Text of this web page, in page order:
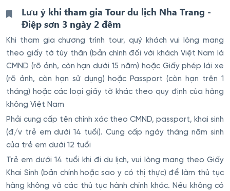
Lưu ý khi tham gia Tour du lịch Nha Trang -
Điệp sơn 3 ngày 2 đêm
Khi tham gia chương trình tour, quý khách vui lòng mang
theo giấy tờ tùy thân (bản chính đối với khách Việt Nam là
CMND (rõ ảnh, còn hạn dưới 15 năm) hoặc Giấy phép lái xe
(rõ ảnh, còn hạn sử dụng) hoặc Passport (còn hạn trên 1
tháng) hoặc các loại giấy tờ khác theo quy định của hàng
không Việt Nam
Phải cung cấp tên chính xác theo CMND, passport, khai sinh
(đ/v trẻ em dưới 14 tuổi). Cung cấp ngày tháng năm sinh
của trẻ em dưới 12 tuổi
Trẻ em dưới 14 tuổi khi đi du lịch, vui lòng mang theo Giấy
Khai Sinh (bản chính hoặc sao y có thị thực) để làm thủ tục
hàng không và các thủ tục hành chính khác. Nếu không có